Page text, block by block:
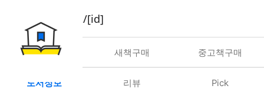
book/rent/[id]
대여 새책구매 중고책구매
도서정보 리뷰 Pick